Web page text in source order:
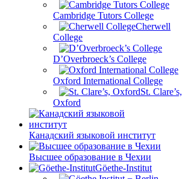
Cambridge Tutors College
Cherwell
College
D’Overbroeck’s College
Oxford International College
St. Clare’s,
Oxford
Канадский языковой институт
Высшее образование в Чехии
Göethe-Institut